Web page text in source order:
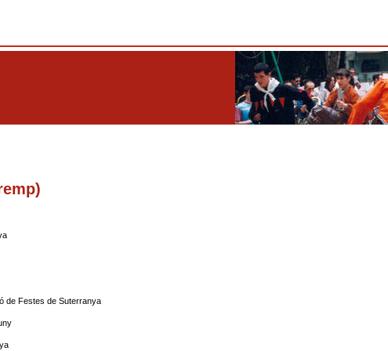
de Festes de Suterranya